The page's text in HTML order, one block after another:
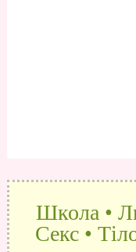
Школа •
Секс •